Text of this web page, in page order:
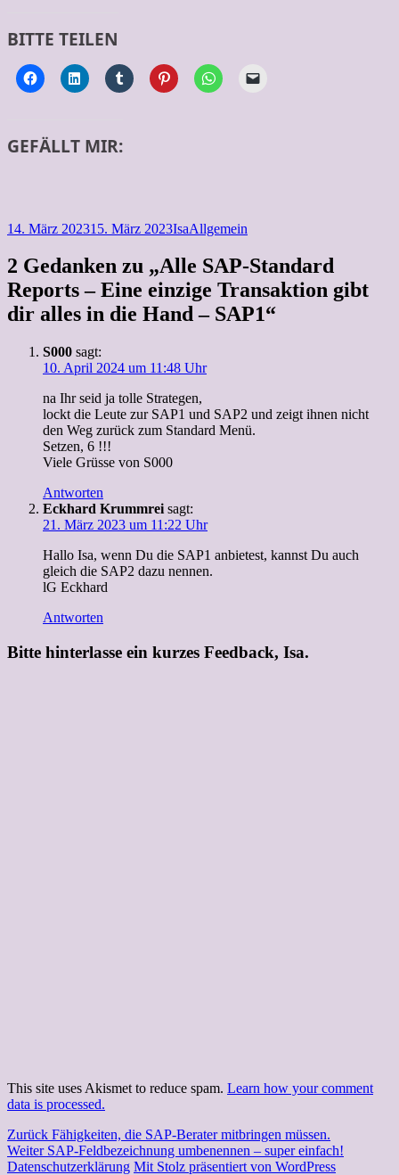
BITTE TEILEN
GEFÄLLT MIR:
Veröffentlicht
14. März 202315. März 2023Autor
IsaKategorien
Allgemein
2 Gedanken zu „Alle SAP-Standard
Reports – Eine einzige Transaktion gibt
dir alles in die Hand – SAP1“
S000 sagt:
10. April 2024 um 11:48 Uhr
na Ihr seid ja tolle Strategen,
lockt die Leute zur SAP1 und SAP2 und zeigt ihnen nicht
den Weg zurück zum Standard Menü.
Setzen, 6 !!!
Viele Grüsse von S000
Antworten
Eckhard Krummrei sagt:
21. März 2023 um 11:22 Uhr
Hallo Isa, wenn Du die SAP1 anbietest, kannst Du auch
gleich die SAP2 dazu nennen.
lG Eckhard
Antworten
Bitte hinterlasse ein kurzes Feedback, Isa.
This site uses Akismet to reduce spam. Learn how your comment
data is processed.
Beitragsnavigation
Zurück Vorheriger
Beitrag:
Fähigkeiten, die SAP-Berater mitbringen müssen.
Weiter Nächster
Beitrag:
SAP-Feldbezeichnung umbenennen – super einfach!
Datenschutzerklärung Mit Stolz präsentiert von WordPress